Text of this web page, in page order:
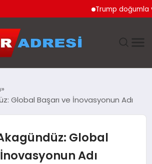
Trump doğumla
Global Başarı ve İnovasyonun Adı
Global
Adı